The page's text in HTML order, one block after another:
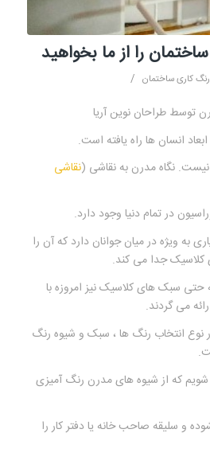
را از ما بخواهید
رنگ کاری ساختمان /
توسط طراحان نوین آریا
انسان ها راه یافته است.
نیست. نگاه مدرن به نقاشی (نقاشی
در تمام دنیا وجود دارد.
به ویژه در میان جوانان دارد که آن را
جدا می کند.
سبک های کلاسیک نیز امروزه با
می گردند.
نوع انتخاب رنگ ها ، سبک و شیوه رنگ
شویم که از شیوه های مدرن رنگ آمیزی
و سلیقه صاحب خانه یا دفتر کار را